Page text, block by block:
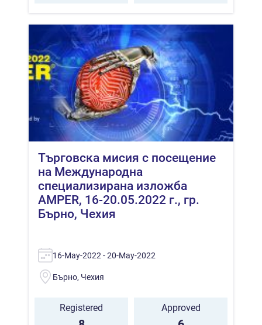
Търговска мисия с посещение
на Международна
специализирана изложба
AMPER, 16-20.05.2022 г., гр.
Бърно, Чехия
16-May-2022 - 20-May-2022
Бърно, Чехия
Registered Approved